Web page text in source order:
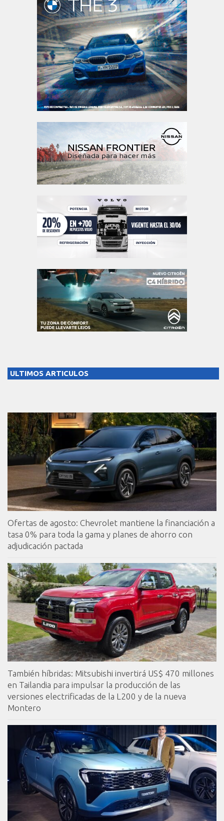
ULTIMOS ARTICULOS
Ofertas de agosto: Chevrolet mantiene la financiación a
tasa 0% para toda la gama y planes de ahorro con
adjudicación pactada
También híbridas: Mitsubishi invertirá US$ 470 millones
en Tailandia para impulsar la producción de las
versiones electrificadas de la L200 y de la nueva
Montero